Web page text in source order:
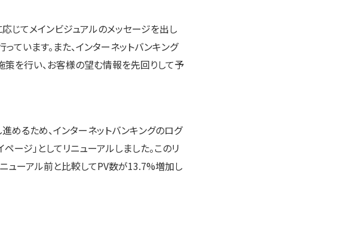
じてメインビジュアルのメッセージを出し
います。また、インターネットバンキング
を行い、お客様の望む情報を先回りして予
るため、インターネットバンキングのログ
ージ」としてリニューアルしました。このリ
ューアル前と比較してPV数が13.7%増加し